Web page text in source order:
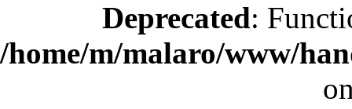
Deprecated:
/home/m/malaro/www/